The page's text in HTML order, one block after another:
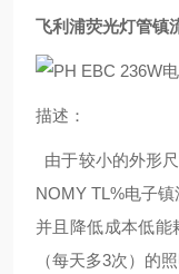
飞利浦荧光灯管镇
描述：
由于较小的外形
NOMY TL%电子
并且降低成本低能
（每天多3次）的